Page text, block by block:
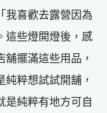
我喜歡去露營因為
這些燈開燈後，感
擺滿這些用品，
粹想試試開舖，
是純粹有地方可自